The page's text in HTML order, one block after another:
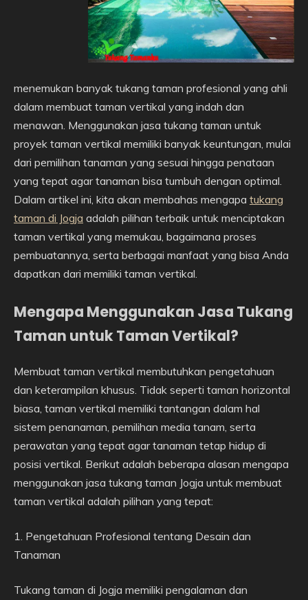
menemukan banyak tukang taman profesional yang ahli
dalam membuat taman vertikal yang indah dan
menawan. Menggunakan jasa tukang taman untuk
proyek taman vertikal memiliki banyak keuntungan, mulai
dari pemilihan tanaman yang sesuai hingga penataan
yang tepat agar tanaman bisa tumbuh dengan optimal.
Dalam artikel ini, kita akan membahas mengapa tukang
taman di Jogja adalah pilihan terbaik untuk menciptakan
taman vertikal yang memukau, bagaimana proses
pembuatannya, serta berbagai manfaat yang bisa Anda
dapatkan dari memiliki taman vertikal.
Mengapa Menggunakan Jasa Tukang
Taman untuk Taman Vertikal?
Membuat taman vertikal membutuhkan pengetahuan
dan keterampilan khusus. Tidak seperti taman horizontal
biasa, taman vertikal memiliki tantangan dalam hal
sistem penanaman, pemilihan media tanam, serta
perawatan yang tepat agar tanaman tetap hidup di
posisi vertikal. Berikut adalah beberapa alasan mengapa
menggunakan jasa tukang taman Jogja untuk membuat
taman vertikal adalah pilihan yang tepat:
1. Pengetahuan Profesional tentang Desain dan
Tanaman
Tukang taman di Jogja memiliki pengalaman dan